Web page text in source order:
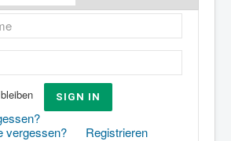
SIGN IN
vergessen?
Registrieren